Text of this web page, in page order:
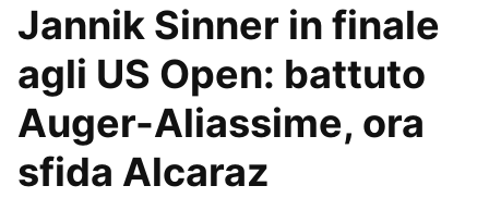
Jannik Sinner in finale
agli US Open: battuto
Auger-Aliassime, ora
sfida Alcaraz